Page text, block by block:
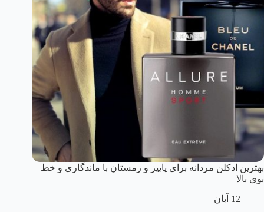
بهترین ادکلن مردانه برای پاییز و زمستان با ماندگاری و خط
بوی بالا
12 آبان